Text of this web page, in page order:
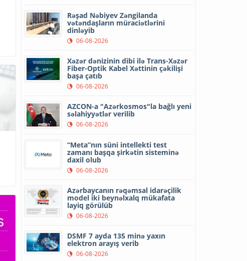
Rəşad Nəbiyev Zəngilanda
vətəndaşların müraciətlərini
dinləyib
06-08-2026
Xəzər dənizinin dibi ilə Trans-Xəzər
Fiber-Optik Kabel Xəttinin çəkilişi
başa çatıb
06-08-2026
AZCON-a "Azərkosmos"la bağlı yeni
səlahiyyətlər verilib
06-08-2026
“Meta”nın süni intellekti test
zamanı başqa şirkətin sisteminə
daxil olub
06-08-2026
Azərbaycanın rəqəmsal idarəçilik
model iki beynəlxalq mükafata
layiq görülüb
06-08-2026
DSMF 7 ayda 135 minə yaxın
elektron arayış verib
06-08-2026